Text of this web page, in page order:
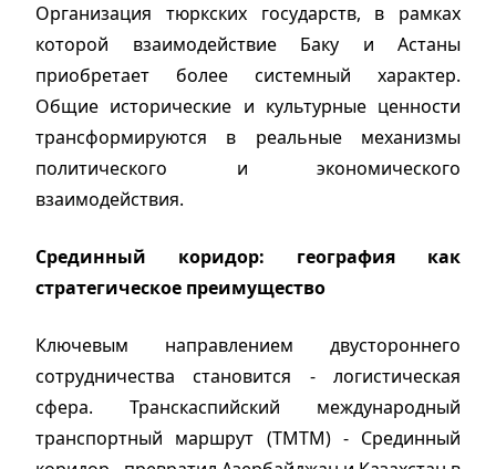
Организация тюркских государств, в рамках
которой взаимодействие Баку и Астаны
приобретает более системный характер.
Общие исторические и культурные ценности
трансформируются в реальные механизмы
политического и экономического
взаимодействия.
Срединный коридор: география как
стратегическое преимущество
Ключевым направлением двустороннего
сотрудничества становится - логистическая
сфера. Транскаспийский международный
транспортный маршрут (ТМТМ) - Срединный